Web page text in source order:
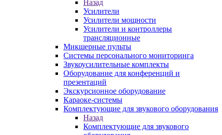
Назад
Усилители
Усилители мощности
Усилители и контроллеры
трансляционные
Микшерные пульты
Системы персонального мониторинга
Звукоусилительные комплекты
Оборудование для конференций и
презентаций
Экскурсионное оборудование
Караоке-системы
Комплектующие для звукового оборудования
Назад
Комплектующие для звукового